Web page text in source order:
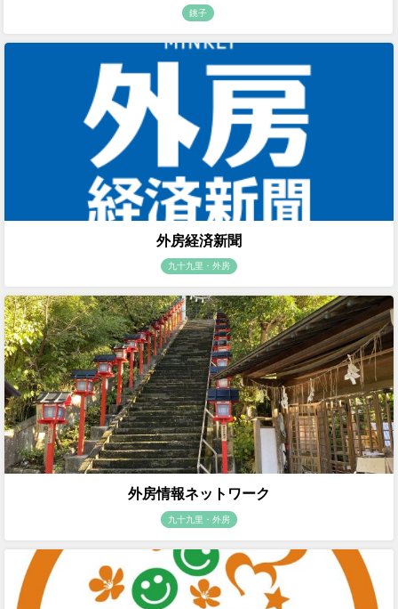
銚子
外房経済新聞
九十九里・外房
外房情報ネットワーク
九十九里・外房